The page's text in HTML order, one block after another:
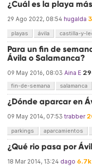
¿Cuál es la playa
29 Ago 2022, 08:54 hugalda
playas ávila castilla-y-
Para un fin de
Ávila o Salamanca?
09 May 2016, 08:03 Aina E
fin-de-semana salamanca
¿Dónde aparcar en
09 May 2014, 07:53 trabber
parkings aparcamientos
¿Qué rio pasa por
18 Mar 2014, 13:24 dago 6.7k